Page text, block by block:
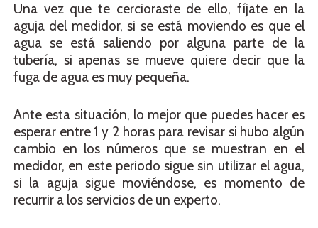
Una vez que te cercioraste de ello, fíjate en la
aguja del medidor, si se está moviendo es que el
agua se está saliendo por alguna parte de la
tubería, si apenas se mueve quiere decir que la
fuga de agua es muy pequeña.
Ante esta situación, lo mejor que puedes hacer es
esperar entre 1 y 2 horas para revisar si hubo algún
cambio en los números que se muestran en el
medidor, en este periodo sigue sin utilizar el agua,
si la aguja sigue moviéndose, es momento de
recurrir a los servicios de un experto.